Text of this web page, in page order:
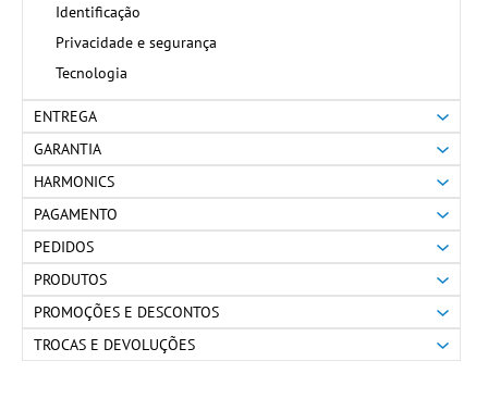
Identificação
Privacidade e segurança
Tecnologia
ENTREGA
GARANTIA
HARMONICS
PAGAMENTO
PEDIDOS
PRODUTOS
PROMOÇÕES E DESCONTOS
TROCAS E DEVOLUÇÕES